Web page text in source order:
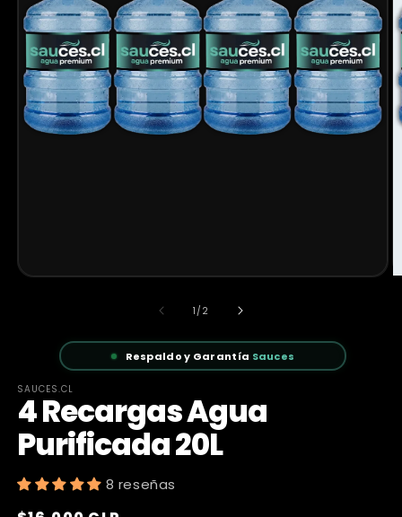
1 /de2
Respaldo y Garantía Sauces
SAUCES.CL
4 Recargas Agua
Purificada 20L
8 reseñas